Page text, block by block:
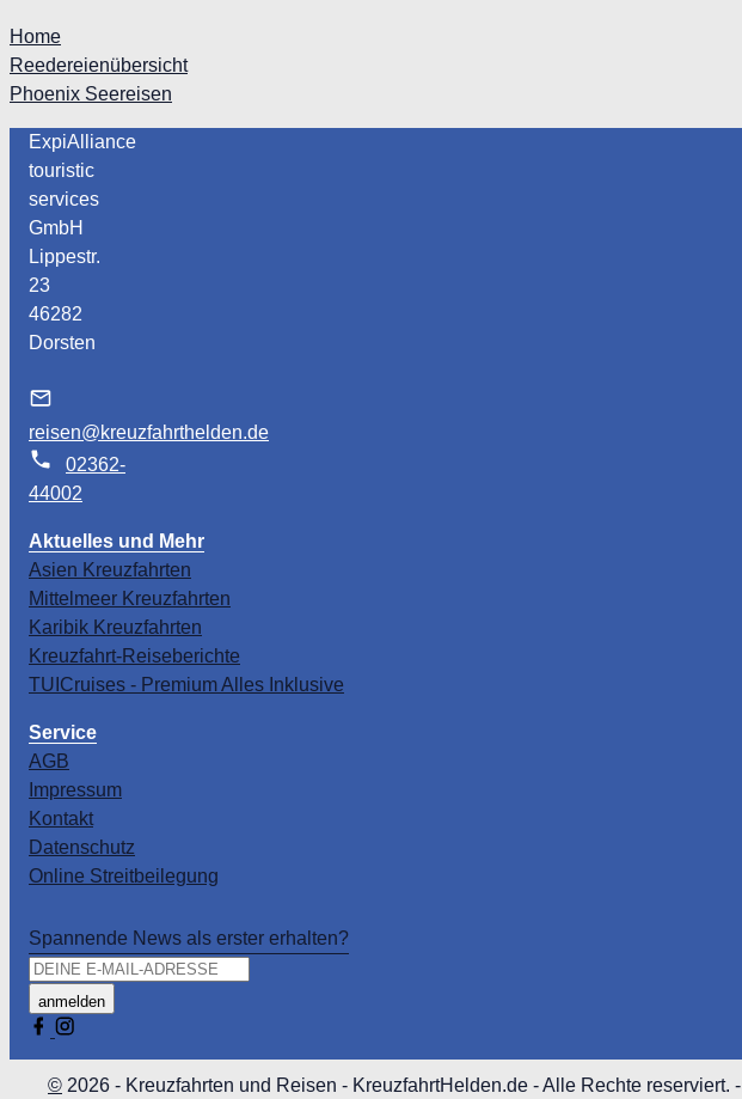
Home
Reedereienübersicht
Phoenix Seereisen
ExpiAlliance
touristic
services
GmbH
Lippestr.
23
46282
Dorsten
reisen@kreuzfahrthelden.de
02362-
44002
Aktuelles und Mehr
Asien Kreuzfahrten
Mittelmeer Kreuzfahrten
Karibik Kreuzfahrten
Kreuzfahrt-Reiseberichte
TUICruises - Premium Alles Inklusive
Service
AGB
Impressum
Kontakt
Datenschutz
Online Streitbeilegung
Spannende News als erster erhalten?
anmelden
© 2026 - Kreuzfahrten und Reisen - KreuzfahrtHelden.de - Alle Rechte reserviert. -